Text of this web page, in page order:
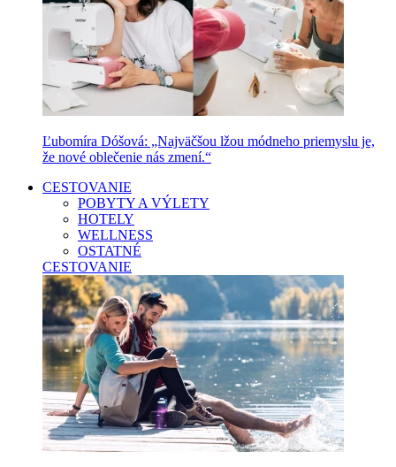
Ľubomíra Dóšová: „Najväčšou lžou módneho priemyslu je,
že nové oblečenie nás zmení.“
CESTOVANIE
POBYTY A VÝLETY
HOTELY
WELLNESS
OSTATNÉ
CESTOVANIE